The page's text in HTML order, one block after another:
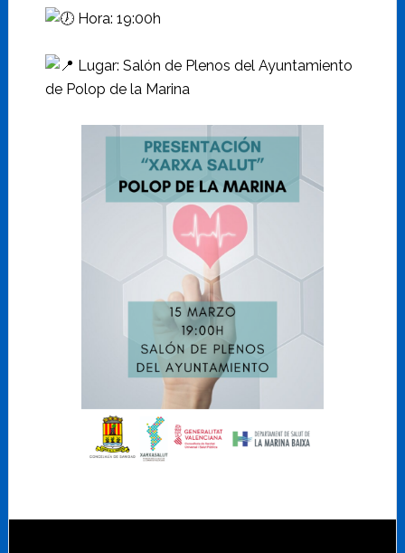
Hora: 19:00h
Lugar: Salón de Plenos del Ayuntamiento
de Polop de la Marina